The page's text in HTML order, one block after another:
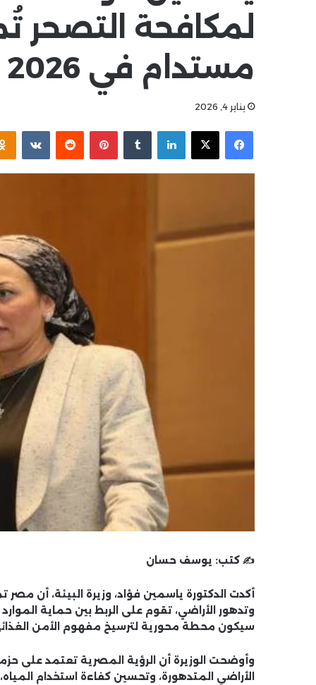
لمكافحة التصحر
مستدام في 2026
يناير 4, 2026
فيسبوك
‫X لينكدإن بينتيريست
✍️ كتب: يوسف حسان
أكدت الدكتورة ياسمين فؤاد، وزيرة البيئة، أن
سيكون محطة محورية لترسيخ مفهوم الأمن
وأوضحت الوزيرة أن الرؤية المصرية تعتمد
الأراضي المتدهورة، وتحسين كفاءة استخدام